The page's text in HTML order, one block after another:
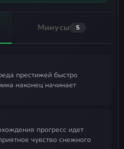
Минусы 5
наконец начинает
чувство снежного